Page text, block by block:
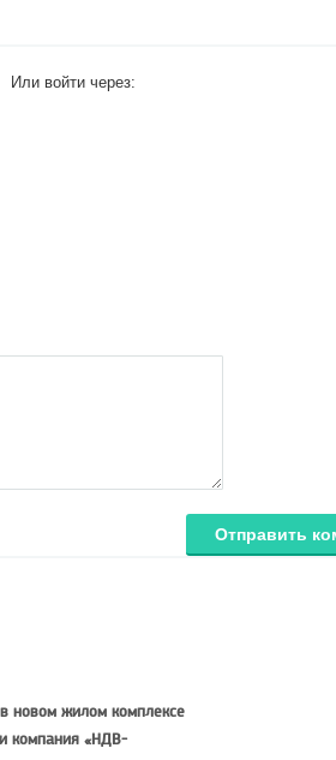
Или войти через:
Отправить
новом жилом комплексе
компания «НДВ-